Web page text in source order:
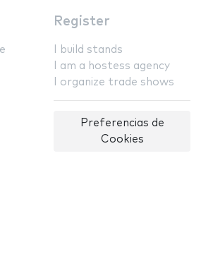
Register
I build stands
I am a hostess agency
I organize trade shows
Preferencias de
Cookies